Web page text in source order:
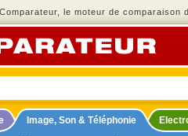
le moteur de comparaison
Image, Son & Téléphonie